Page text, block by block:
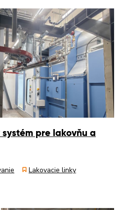
pre lakovňu a
Lakovacie linky